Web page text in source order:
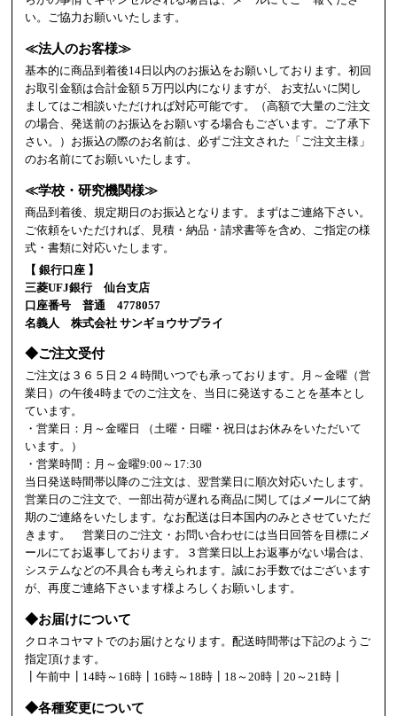
い。ご協力お願いいたします。
≪法人のお客様≫
基本的に商品到着後14日以内のお振込をお願いしております。初回
お取引金額は合計金額５万円以内になりますが、 お支払いに関し
ましてはご相談いただければ対応可能です。（高額で大量のご注文
の場合、発送前のお振込をお願いする場合もございます。ご了承下
さい。）お振込の際のお名前は、必ずご注文された「ご注文主様」
のお名前にてお願いいたします。
≪学校・研究機関様≫
商品到着後、規定期日のお振込となります。まずはご連絡下さい。
ご依頼をいただければ、見積・納品・請求書等を含め、ご指定の様
式・書類に対応いたします。
【 銀行口座 】
三菱UFJ銀行 仙台支店
口座番号 普通 4778057
名義人 株式会社 サンギョウサプライ
◆ご注文受付
ご注文は３６５日２４時間いつでも承っております。月～金曜（営
業日）の午後4時までのご注文を、当日に発送することを基本とし
ています。
・営業日：月～金曜日 （土曜・日曜・祝日はお休みをいただいて
います。）
・営業時間：月～金曜9:00～17:30
当日発送時間帯以降のご注文は、翌営業日に順次対応いたします。
営業日のご注文で、一部出荷が遅れる商品に関してはメールにて納
期のご連絡をいたします。なお配送は日本国内のみとさせていただ
きます。 営業日のご注文・お問い合わせには当日回答を目標にメ
ールにてお返事しております。３営業日以上お返事がない場合は、
システムなどの不具合も考えられます。誠にお手数ではございます
が、再度ご連絡下さいます様よろしくお願いします。
◆お届けについて
クロネコヤマトでのお届けとなります。配送時間帯は下記のようご
指定頂けます。
┃午前中┃14時～16時┃16時～18時┃18～20時┃20～21時┃
◆各種変更について